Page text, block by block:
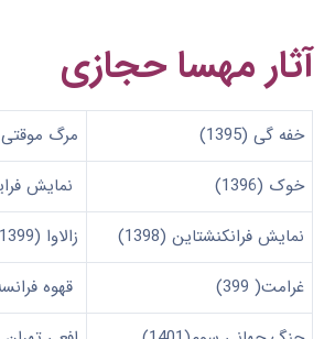
آثار مهسا حجازی
خفه گی (1395)
مرگ موقتی
خوک (1396)
نمایش
نمایش فرانکنشتاین (1398)
زالاوا (1399)
غرامت( 399)
قهوه